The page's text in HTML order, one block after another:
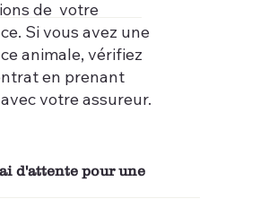
de votre
Si vous avez une
animale, vérifiez
en prenant
votre assureur.
d'attente pour une